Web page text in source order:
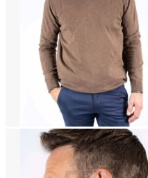
Lasten
Kylpytakit
Lasten asusteet
Vyöt,
Sukat,
Lasten ulkoilu
Lasten takit
Kirjaudu